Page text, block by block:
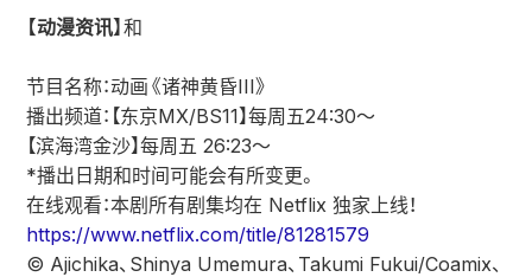
【动漫资讯】 和
节目名称：动画《诸神黄昏III》
播出频道：【东京MX/BS11】每周五24:30～
【滨海湾金沙】每周五 26:23～
*播出日期和时间可能会有所变更。
在线观看：本剧所有剧集均在 Netflix 独家上线！
https://www.netflix.com/title/81281579
© Ajichika、Shinya Umemura、Takumi Fukui/Coamix、